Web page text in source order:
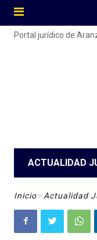
Portal jurídico de
ACTUALIDAD
Inicio Actualidad